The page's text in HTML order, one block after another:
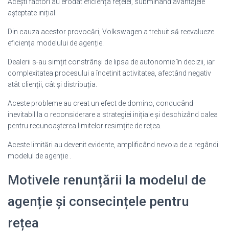
așteptate inițial.
Din cauza acestor provocări, Volkswagen a trebuit să reevalueze
eficiența modelului de agenție.
Dealerii s-au simțit constrânși de lipsa de autonomie în decizii, iar
complexitatea procesului a încetinit activitatea, afectând negativ
atât clienții, cât și distribuția.
Aceste probleme au creat un efect de domino, conducând
inevitabil la o reconsiderare a strategiei inițiale și deschizând calea
pentru recunoașterea limitelor resimțite de rețea.
Aceste limitări au devenit evidente, amplificând nevoia de a regândi
modelul de agenție .
Motivele renunțării la modelul de
agenție și consecințele pentru
rețea